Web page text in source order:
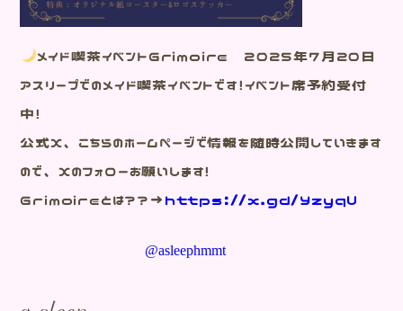
メイド喫茶イベントGrimoire 2025年7月20日
アスリープでのメイド喫茶イベントです！イベント席予約受付
中！
公式X、こちらのホームページで情報を随時公開していきます
ので、Xのフォローお願いします！
Grimoireとは？？→ https://x.gd/YzyqU
@asleephmmt